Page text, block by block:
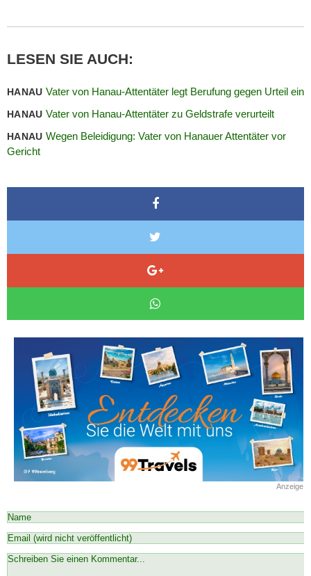
LESEN SIE AUCH:
HANAU Vater von Hanau-Attentäter legt Berufung gegen Urteil ein
HANAU Vater von Hanau-Attentäter zu Geldstrafe verurteilt
HANAU Wegen Beleidigung: Vater von Hanauer Attentäter vor
Gericht
Anzeige